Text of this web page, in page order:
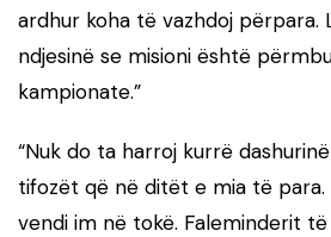
ardhur koha të vazhdoj përpara.
ndjesinë se misioni është
kampionate.”
“Nuk do ta harroj kurrë
tifozët që në ditët e mia të para.
vendi im në tokë. Faleminderit